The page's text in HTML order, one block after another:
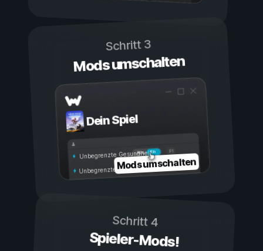
Schritt 3
Mods umschalten
Dein Spiel
Ein
Aus
Unbegrenzte Gesundheit
Unbegrenzte AusdauerMods umschalten
Schritt 4
Spieler-Mods!